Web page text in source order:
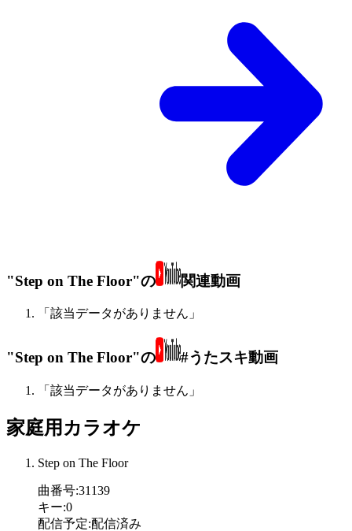
"Step on The Floor"の 関連動画
「該当データがありません」
"Step on The Floor"の #うたスキ動画
「該当データがありません」
家庭用カラオケ
Step on The Floor
曲番号:31139
キー:0
配信予定:配信済み